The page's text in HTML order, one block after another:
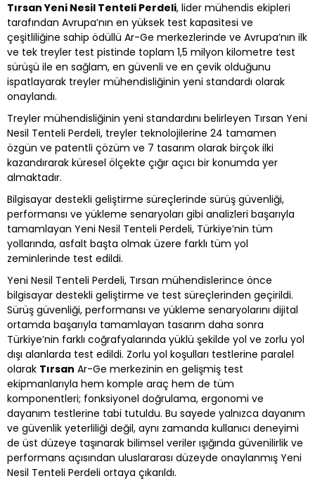
Tırsan Yeni Nesil Tenteli Perdeli, lider mühendis ekipleri
tarafından Avrupa’nın en yüksek test kapasitesi ve
çeşitliliğine sahip ödüllü Ar-Ge merkezlerinde ve Avrupa’nın ilk
ve tek treyler test pistinde toplam 1,5 milyon kilometre test
sürüşü ile en sağlam, en güvenli ve en çevik olduğunu
ispatlayarak treyler mühendisliğinin yeni standardı olarak
onaylandı.
Treyler mühendisliğinin yeni standardını belirleyen Tırsan Yeni
Nesil Tenteli Perdeli, treyler teknolojilerine 24 tamamen
özgün ve patentli çözüm ve 7 tasarım olarak birçok ilki
kazandırarak küresel ölçekte çığır açıcı bir konumda yer
almaktadır.
Bilgisayar destekli geliştirme süreçlerinde sürüş güvenliği,
performansı ve yükleme senaryoları gibi analizleri başarıyla
tamamlayan Yeni Nesil Tenteli Perdeli, Türkiye’nin tüm
yollarında, asfalt başta olmak üzere farklı tüm yol
zeminlerinde test edildi.
Yeni Nesil Tenteli Perdeli, Tırsan mühendislerince önce
bilgisayar destekli geliştirme ve test süreçlerinden geçirildi.
Sürüş güvenliği, performansı ve yükleme senaryolarını dijital
ortamda başarıyla tamamlayan tasarım daha sonra
Türkiye’nin farklı coğrafyalarında yüklü şekilde yol ve zorlu yol
dışı alanlarda test edildi. Zorlu yol koşulları testlerine paralel
olarak Tırsan Ar-Ge merkezinin en gelişmiş test
ekipmanlarıyla hem komple araç hem de tüm
komponentleri; fonksiyonel doğrulama, ergonomi ve
dayanım testlerine tabi tutuldu. Bu sayede yalnızca dayanım
ve güvenlik yeterliliği değil, aynı zamanda kullanıcı deneyimi
de üst düzeye taşınarak bilimsel veriler ışığında güvenilirlik ve
performans açısından uluslararası düzeyde onaylanmış Yeni
Nesil Tenteli Perdeli ortaya çıkarıldı.